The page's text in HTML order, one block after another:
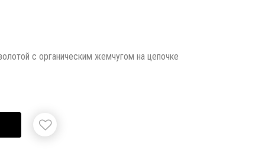
с органическим жемчугом на цепочке